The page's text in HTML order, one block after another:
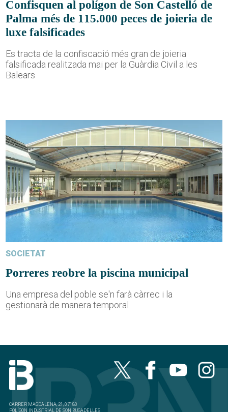
Confisquen al polígon de Son Castelló de
Palma més de 115.000 peces de joieria de
luxe falsificades
Es tracta de la confiscació més gran de joieria
falsificada realitzada mai per la Guàrdia Civil a les
Balears
SOCIETAT
Porreres reobre la piscina municipal
Una empresa del poble se'n farà càrrec i la
gestionarà de manera temporal
CARRER MAGDALENA, 21, 07180
POLÍGON INDUSTRIAL DE SON BUGADELLES